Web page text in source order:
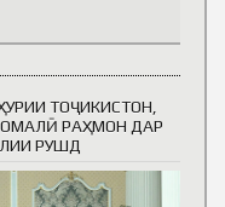
ТОҶИКИСТОН,
РАҲМОН ДАР
РУШД